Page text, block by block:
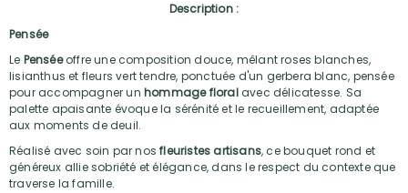
Description :
Pensée
Le Penséeoffre une composition douce, mêlant roses blanches,
lisianthus et fleurs vert tendre, ponctuée d'un gerbera blanc, pensée
pour accompagner un hommage floralavec délicatesse. Sa
palette apaisante évoque la sérénité et le recueillement, adaptée
aux moments de deuil.
Réalisé avec soin par nosfleuristes artisans, ce bouquet rond et
généreux allie sobriété et élégance, dans le respect du contexte que
traverse la famille.